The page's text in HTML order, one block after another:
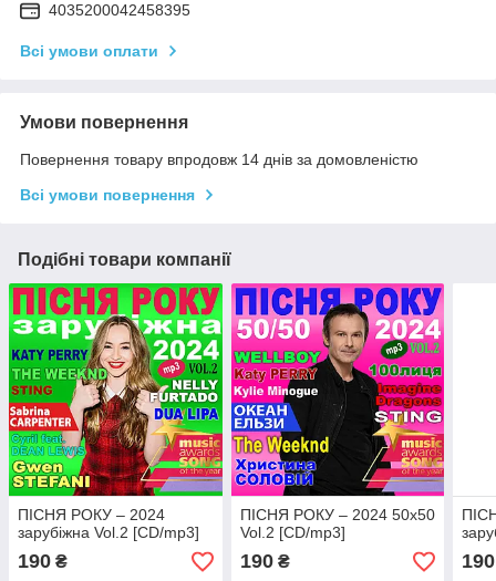
4035200042458395
Всі умови оплати
Умови повернення
Повернення товару впродовж 14 днів за домовленістю
Всі умови повернення
Подібні товари компанії
ПІСНЯ РОКУ – 2024
зарубіжна Vol.2 [CD/mp3]
190 ₴
ПІСНЯ РОКУ – 2024 50х50
Vol.2 [CD/mp3]
190₴ 190